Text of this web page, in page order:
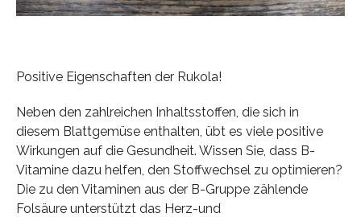
Positive Eigenschaften der Rukola!
Neben den zahlreichen Inhaltsstoffen, die sich in
diesem Blattgemüse enthalten, übt es viele positive
Wirkungen auf die Gesundheit. Wissen Sie, dass B-
Vitamine dazu helfen, den Stoffwechsel zu optimieren?
Die zu den Vitaminen aus der B-Gruppe zählende
Folsäure unterstützt das Herz-und